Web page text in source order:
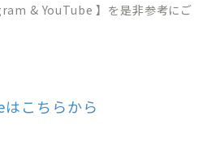
& YouTube 】を是非参考にご
こちらから